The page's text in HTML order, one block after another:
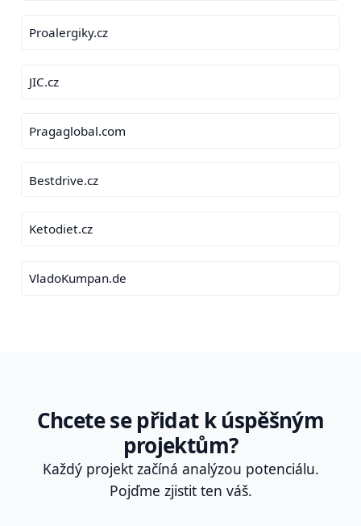
Proalergiky.cz
JIC.cz
Pragaglobal.com
Bestdrive.cz
Ketodiet.cz
VladoKumpan.de
Chcete se přidat k úspěšným
projektům?
Každý projekt začíná analýzou potenciálu.
Pojďme zjistit ten váš.